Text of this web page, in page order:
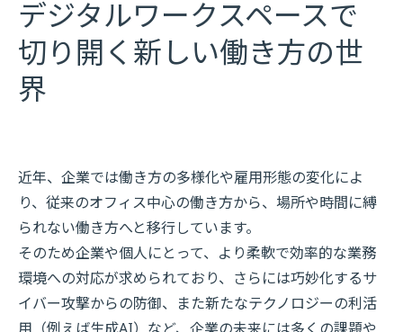
デジタルワークスペースで
切り開く新しい働き方の世
界
近年、企業では働き方の多様化や雇用形態の変化によ
り、従来のオフィス中心の働き方から、場所や時間に縛
られない働き方へと移行しています。
そのため企業や個人にとって、より柔軟で効率的な業務
環境への対応が求められており、さらには巧妙化するサ
イバー攻撃からの防御、また新たなテクノロジーの利活